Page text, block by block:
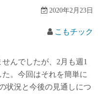
2020年2月23日
こもチック
んでしたが、2月も週1
。今回はそれを簡単に
状況と今後の見通しにつ